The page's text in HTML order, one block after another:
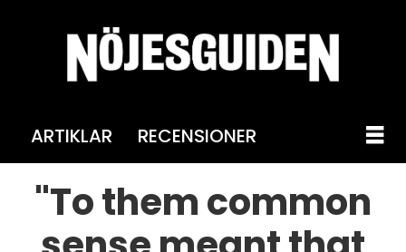
ARTIKLAR RECENSIONER
"To them common